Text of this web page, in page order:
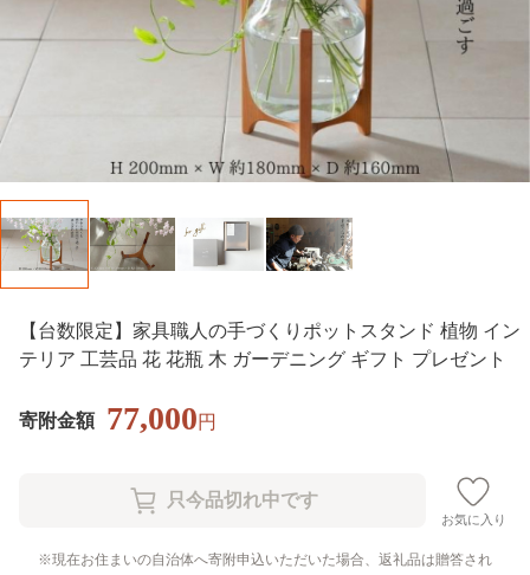
【台数限定】家具職人の手づくりポットスタンド 植物 イン
テリア 工芸品 花 花瓶 木 ガーデニング ギフト プレゼント
寄附金額 77,000円
お気に入り
現在お住まいの自治体へ寄附申込いただいた場合、返礼品は贈答され